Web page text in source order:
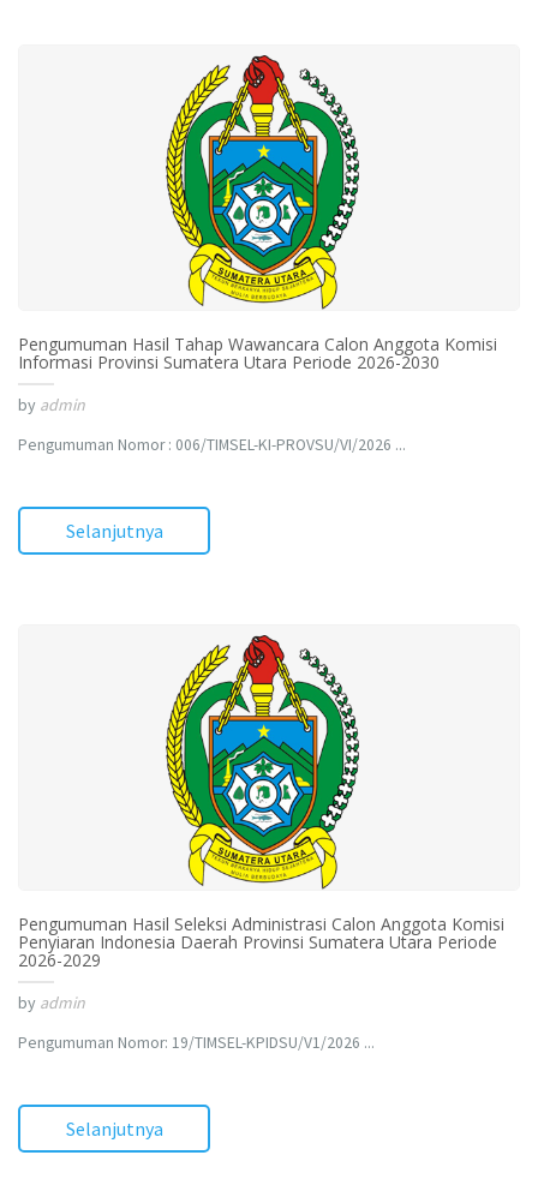
Pengumuman Hasil Tahap Wawancara Calon Anggota Komisi
Informasi Provinsi Sumatera Utara Periode 2026-2030
by admin
Pengumuman Nomor : 006/TIMSEL-KI-PROVSU/VI/2026 ...
Selanjutnya
Pengumuman Hasil Seleksi Administrasi Calon Anggota Komisi
Penyiaran Indonesia Daerah Provinsi Sumatera Utara Periode
2026-2029
by admin
Pengumuman Nomor: 19/TIMSEL-KPIDSU/V1/2026 ...
Selanjutnya